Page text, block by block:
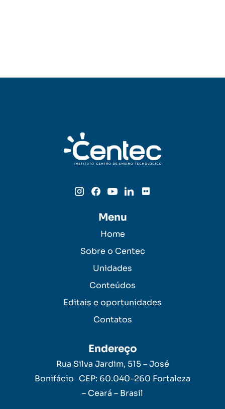
Menu
Home
Sobre o Centec
Unidades
Conteúdos
Editais e oportunidades
Contatos
Endereço
Rua Silva Jardim, 515 – José
Bonifácio CEP: 60.040-260 Fortaleza
– Ceará – Brasil